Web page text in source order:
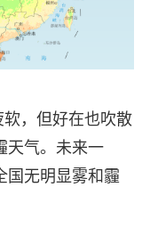
，但好在也吹散
天气。未来一
国无明显雾和霾